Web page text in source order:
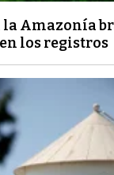
Amazonía
los registros